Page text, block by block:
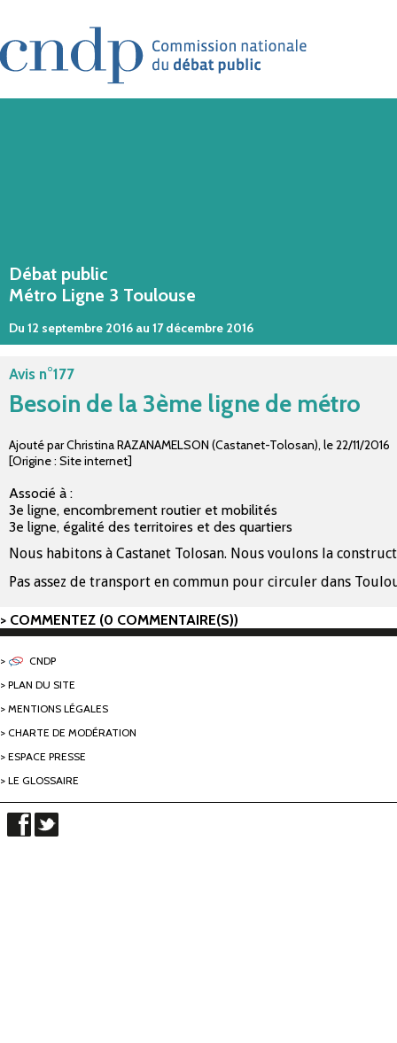
Débat public
Métro Ligne 3 Toulouse
Du 12 septembre 2016 au 17 décembre 2016
Avis n°177
Besoin de la 3ème ligne de métro
Ajouté par Christina RAZANAMELSON (Castanet-Tolosan), le22/11/2016
[Origine : Site internet]
Associé à :
3e ligne, encombrement routier et mobilités
3e ligne, égalité des territoires et des quartiers
Nous habitons à Castanet Tolosan. Nous voulons la
Pas assez de transport en commun pour circuler dans
COMMENTEZ (0 COMMENTAIRE(S))
CNDP
PLAN DU SITE
MENTIONS LÉGALES
CHARTE DE MODÉRATION
ESPACE PRESSE
LE GLOSSAIRE